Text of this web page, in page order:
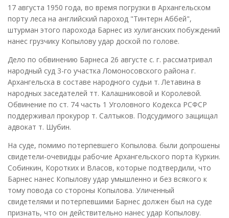
17 августа 1950 года, во время погрузки в Архангельском
порту леса на английский пароход "Тинтерн Аббей",
штурман этого парохода Барнес из хулиганских побуждений
нанес грузчику Копылову удар доской по голове.
Дело по обвинению Барнеса 26 августе с. г. рассматривал
народный суд 3-го участка Ломоносовского района г.
Архангельска в составе народного судьи т. Летавина в
народных заседателей тт. Калашниковой и Королевой.
Обвинение по ст. 74 часть 1 Уголовного Кодекса РСФСР
поддерживал прокурор т. Салтыков. Подсудимого защищал
адвокат т. Шубин.
На суде, помимо потерпевшего Копылова. были допрошены
свидетели-очевидцы рабочие Архангельского порта Куркин.
Собинкин, Коротких и Власов, которые подтвердили, что
Барнес нанес Копылову удар умышленно и без всякого к
тому повода со стороны Копылова. Уличенный
свидетелями и потерпевшими Барнес должен был на суде
признать, что он действительно нанес удар Копылову.